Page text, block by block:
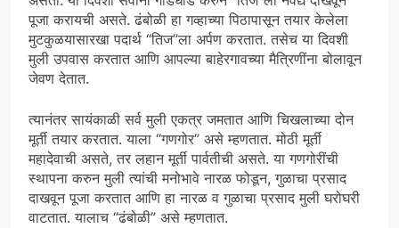
पूजा करायची असते. ढंबोळी हा गव्हाच्या पिठापासून तयार केलेला
मुटकुळयासारखा पदार्थ “तिज”ला अर्पण करतात. तसेच या दिवशी
मुली उपवास करतात आणि आपल्या बाहेरगावच्या मैत्रिणींना बोलावून
जेवण देतात.
त्यानंतर सायंकाळी सर्व मुली एकत्र जमतात आणि चिखलाच्या दोन
मूर्ती तयार करतात. याला “गणगोर” असे म्हणतात. मोठी मूर्ती
महादेवाची असते, तर लहान मूर्ती पार्वतीची असते. या गणगोरींची
स्थापना करुन मुली त्यांची मनोभावे नारळ फोडून, गुळाचा प्रसाद
दाखवून पूजा करतात आणि हा नारळ व गुळाचा प्रसाद मुली घरोघरी
वाटतात. यालाच “ढंबोळी” असे म्हणतात.